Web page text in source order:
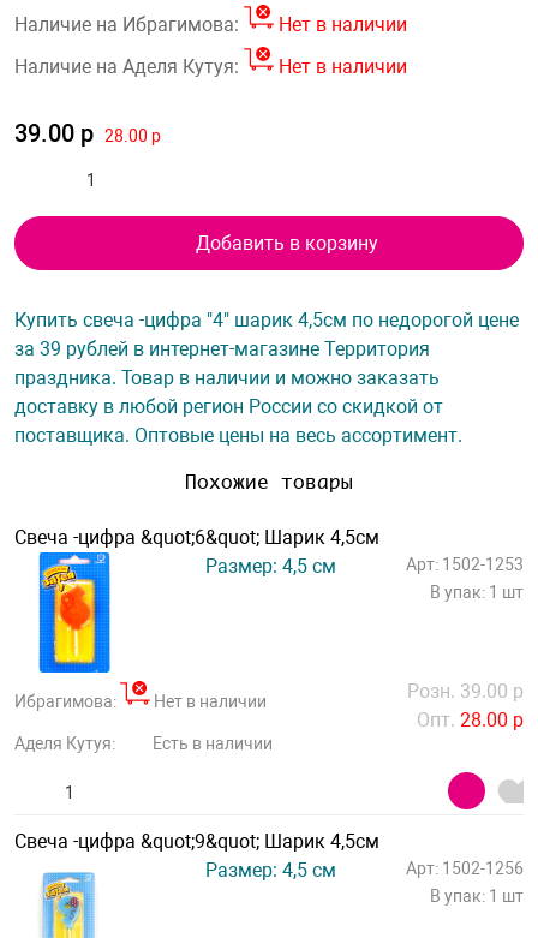
Наличие на Ибрагимова:
Нет в наличии
Наличие на Аделя Кутуя:
Нет в наличии
39.00 р 28.00 р
Добавить в корзину
Купить свеча -цифра "4" шарик 4,5см по недорогой цене
за 39 рублей в интернет-магазине Территория
праздника. Товар в наличии и можно заказать
доставку в любой регион России со скидкой от
поставщика. Оптовые цены на весь ассортимент.
Похожие товары
Свеча -цифра &quot;6&quot; Шарик 4,5см
Размер: 4,5 см
Арт: 1502-1253
В упак: 1 шт
Ибрагимова: Нет в наличии
Аделя Кутуя: Есть в наличии
Розн. 39.00 р
Опт. 28.00 р
Свеча -цифра &quot;9&quot; Шарик 4,5см
Размер: 4,5 см
Арт: 1502-1256
В упак: 1 шт